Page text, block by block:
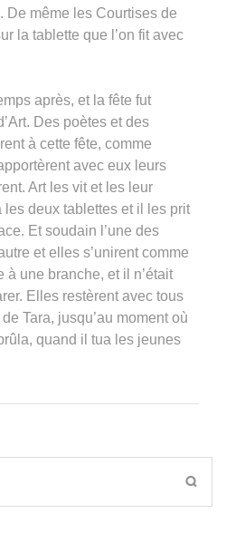
De même les Courtises de
la tablette que l’on fit avec
après, et la fête fut
Des poètes et des
à cette fête, comme
avec eux leurs
Art les vit et les leur
deux tablettes et il les prit
Et soudain l’une des
et elles s’unirent comme
à une branche, et il n’était
Elles restèrent avec tous
Tara, jusqu’au moment où
quand il tua les jeunes